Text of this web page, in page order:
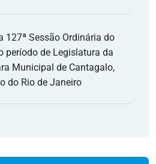
127ª Sessão Ordinária do
período de Legislatura da
Municipal de Cantagalo,
do Rio de Janeiro